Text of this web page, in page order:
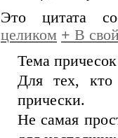
Это цитата
целиком + В
Тема
Для тех, кто
прически.
Не самая